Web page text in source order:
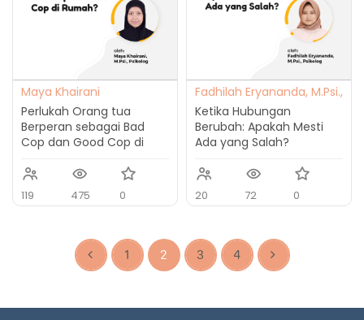
Maya Khairani
Perlukah Orang tua
Berperan sebagai Bad
Cop dan Good Cop di
119 475 0
Fadhilah Eryananda, M.Psi.,
Psikolog
Ketika Hubungan
Berubah: Apakah Mesti
Ada yang Salah?
20 72 0
1 2 3 4